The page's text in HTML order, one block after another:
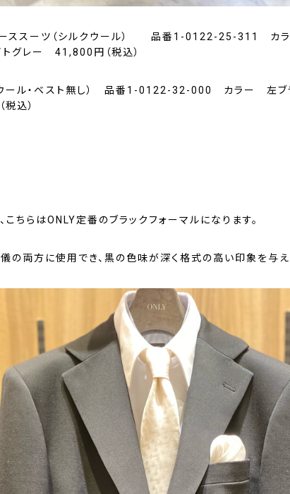
ーススーツ（シルクウール） 品番1-0122-25-311 カ
グレー 41,800円（税込）
ウール・ベスト無し） 品番1-0122-32-000 カラー 左
込）
こちらはONLY定番のブラックフォーマルになります。
の両方に使用でき、黒の色味が深く格式の高い印象を与え